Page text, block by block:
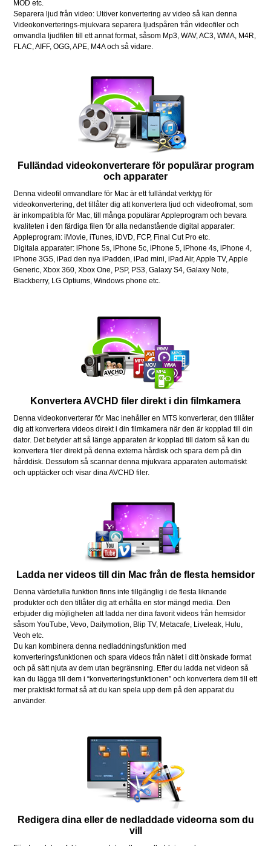
MOD etc.
Separera ljud från video: Utöver konvertering av video så kan denna
Videokonverterings-mjukvara separera ljudspåren från videofiler och
omvandla ljudfilen till ett annat format, såsom Mp3, WAV, AC3, WMA, M4R,
FLAC, AIFF, OGG, APE, M4A och så vidare.
Fulländad videokonverterare för populärar program
och apparater
Denna videofil omvandlare för Mac är ett fulländat verktyg för
videokonvertering, det tillåter dig att konvertera ljud och videofromat, som
är inkompatibla för Mac, till många populärar Appleprogram och bevara
kvaliteten i den färdiga filen för alla nedanstående digital apparater:
Appleprogram: iMovie, iTunes, iDVD, FCP, Final Cut Pro etc.
Digitala apparater: iPhone 5s, iPhone 5c, iPhone 5, iPhone 4s, iPhone 4,
iPhone 3GS, iPad den nya iPadden, iPad mini, iPad Air, Apple TV, Apple
Generic, Xbox 360, Xbox One, PSP, PS3, Galaxy S4, Galaxy Note,
Blackberry, LG Optiums, Windows phone etc.
Konvertera AVCHD filer direkt i din filmkamera
Denna videokonverterar för Mac inehåller en MTS konverterar, den tillåter
dig att konvertera videos direkt i din filmkamera när den är kopplad till din
dator. Det betyder att så länge apparaten är kopplad till datorn så kan du
konvertera filer direkt på denna externa hårdisk och spara dem på din
hårddisk. Dessutom så scannar denna mjukvara apparaten automatiskt
och upptäcker och visar dina AVCHD filer.
Ladda ner videos till din Mac från de flesta hemsidor
Denna värdefulla funktion finns inte tillgänglig i de flesta liknande
produkter och den tillåter dig att erhålla en stor mängd media. Den
erbjuder dig möjligheten att ladda ner dina favorit videos från hemsidor
såsom YouTube, Vevo, Dailymotion, Blip TV, Metacafe, Liveleak, Hulu,
Veoh etc.
Du kan kombinera denna nedladdningsfunktion med
konverteringsfunktionen och spara videos från nätet i ditt önskade format
och på sätt njuta av dem utan begränsning. Efter du ladda net videon så
kan du lägga till dem i “konverteringsfunktionen” och konvertera dem till ett
mer praktiskt format så att du kan spela upp dem på den apparat du
använder.
Redigera dina eller de nedladdade videorna som du
vill